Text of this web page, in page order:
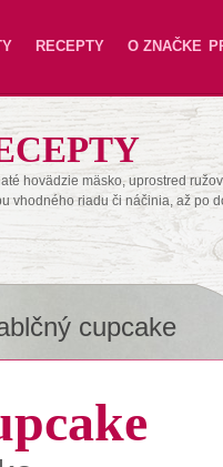
RECEPTY O ZNAČKE
hovädzie mäsko, uprostred
vhodného riadu či náčinia, až po
cupcake